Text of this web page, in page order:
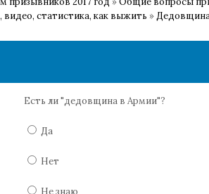
статистика, как выжить »
Есть ли "дедовщина в Армии"?
Да
Нет
Не знаю